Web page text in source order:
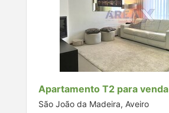
Apartamento T2 para venda
São João da Madeira, Aveiro